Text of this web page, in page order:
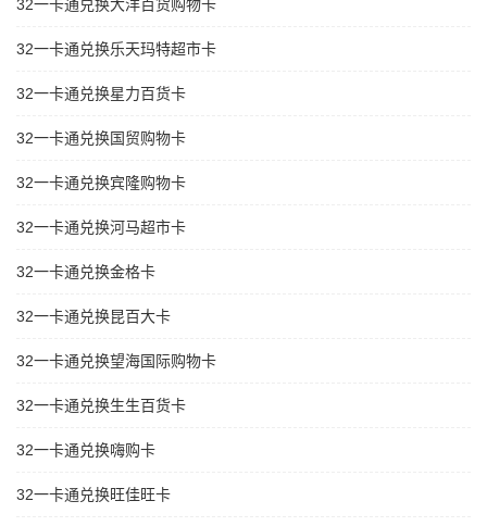
32一卡通兑换大洋百货购物卡
32一卡通兑换乐天玛特超市卡
32一卡通兑换星力百货卡
32一卡通兑换国贸购物卡
32一卡通兑换宾隆购物卡
32一卡通兑换河马超市卡
32一卡通兑换金格卡
32一卡通兑换昆百大卡
32一卡通兑换望海国际购物卡
32一卡通兑换生生百货卡
32一卡通兑换嗨购卡
32一卡通兑换旺佳旺卡